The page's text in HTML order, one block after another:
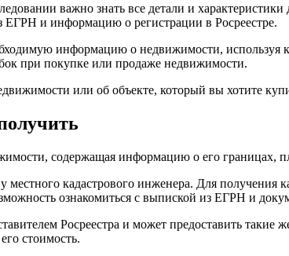
важно знать все детали и
ЕГРН и информацию о регистрации в Росреестре.
информацию о недвижимости, используя
при покупке или продаже недвижимости.
или об объекте, который вы хотите
содержащая информацию о его границах,
кадастрового инженера. Для получения
ознакомиться с выпиской из ЕГРН и
Росреестра и может предоставить такие
стоимость.